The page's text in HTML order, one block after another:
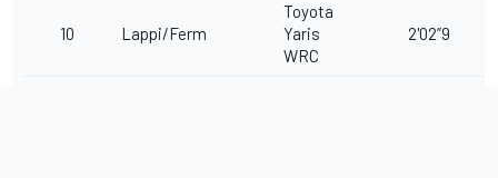
10 Lappi/Ferm
Toyota
Yaris
WRC
2'02”9